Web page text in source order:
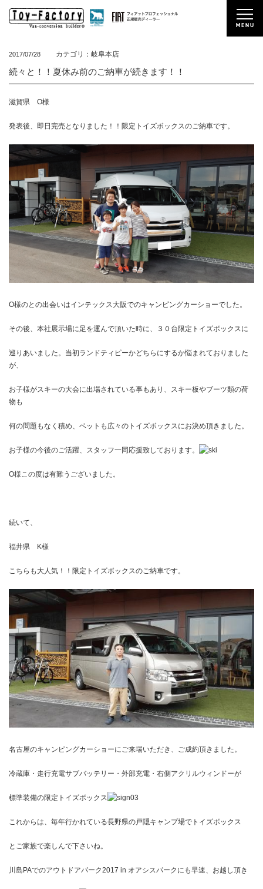
2017/07/28 カテゴリ：岐阜本店
続々と！！夏休み前のご納車が続きます！！
滋賀県 O様
発表後、即日完売となりました！！限定トイズボックスのご納車です。
O様のとの出会いはインテックス大阪でのキャンピングカーショーでした。
その後、本社展示場に足を運んで頂いた時に、３０台限定トイズボックスに
巡りあいました。当初ランドティピーかどちらにするか悩まれておりました
が、
お子様がスキーの大会に出場されている事もあり、 スキー板やブーツ類の荷
物も
何の問題もなく積め、ベットも広々のトイズボックスにお決め頂きました。
お子様の今後のご活躍、スタッフ一同応援致しております。
O様この度は有難うございました。
続いて、
福井県 K様
こちらも大人気！！限定トイズボックスのご納車です。
名古屋のキャンピングカーショーにご来場いただき、ご成約頂きました。
冷蔵庫・走行充電サブバッテリー・外部充電・右側アクリルウィンドーが
標準装備の限定トイズボックス
これからは、毎年行かれている長野県の戸隠キャンプ場でトイズボックス
とご家族で楽しんで下さいね。
川島PAでのアウトドアパーク2017 in オアシスパークにも早速、お越し頂き